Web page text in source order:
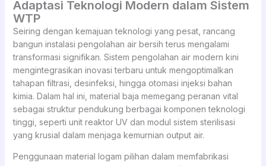
Adaptasi Teknologi Modern dalam Sistem
WTP
Seiring dengan kemajuan teknologi yang pesat, rancang
bangun instalasi pengolahan air bersih terus mengalami
transformasi signifikan. Sistem pengolahan air modern kini
mengintegrasikan inovasi terbaru untuk mengoptimalkan
tahapan filtrasi, desinfeksi, hingga otomasi injeksi bahan
kimia. Dalam hal ini, material baja memegang peranan vital
sebagai struktur pendukung berbagai komponen teknologi
tinggi, seperti unit reaktor UV dan modul sistem sterilisasi
yang krusial dalam menjaga kemurnian output air.
Penggunaan material logam pilihan dalam memfabrikasi